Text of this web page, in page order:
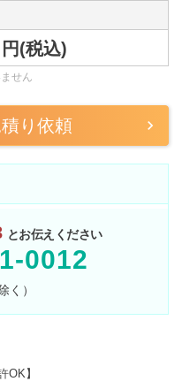
円(税込)
せん
り依頼
とお伝えください
0012
く）
OK】